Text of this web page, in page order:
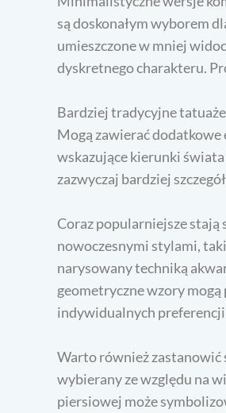
są doskonałym wyborem
umieszczone w mniej
dyskretnego charakteru.
Bardziej tradycyjne
Mogą zawierać
wskazujące kierunki świata
zazwyczaj bardziej
Coraz popularniejsze stają
nowoczesnymi stylami,
narysowany techniką
geometryczne wzory
indywidualnych preferencji
Warto również zastanowić
wybierany ze względu na
piersiowej może